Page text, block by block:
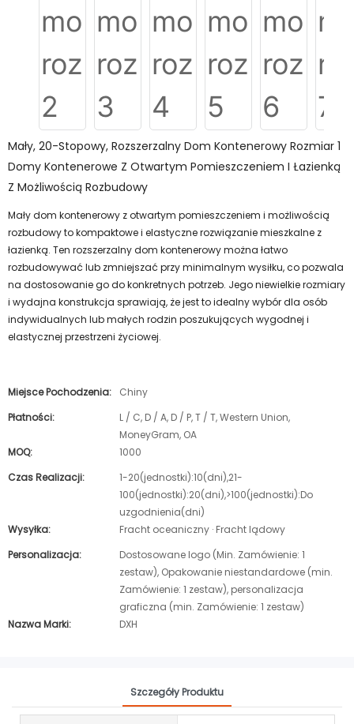
Mały, 20-Stopowy, Rozszerzalny Dom Kontenerowy Rozmiar 1
Domy Kontenerowe Z Otwartym Pomieszczeniem I Łazienką
Z Możliwością Rozbudowy
Mały dom kontenerowy z otwartym pomieszczeniem i możliwością
rozbudowy to kompaktowe i elastyczne rozwiązanie mieszkalne z
łazienką. Ten rozszerzalny dom kontenerowy można łatwo
rozbudowywać lub zmniejszać przy minimalnym wysiłku, co pozwala
na dostosowanie go do konkretnych potrzeb. Jego niewielkie rozmiary
i wydajna konstrukcja sprawiają, że jest to idealny wybór dla osób
indywidualnych lub małych rodzin poszukujących wygodnej i
elastycznej przestrzeni życiowej.
Miejsce Pochodzenia:
Chiny
Płatności:
L / C, D / A, D / P, T / T, Western Union,
MoneyGram, OA
MOQ:
1000
Czas Realizacji:
1-20(jednostki):10(dni),21-
100(jednostki):20(dni),>100(jednostki):Do
uzgodnienia(dni)
Wysyłka:
Fracht oceaniczny · Fracht lądowy
Personalizacja:
Dostosowane logo (Min. Zamówienie: 1
zestaw), Opakowanie niestandardowe (min.
Zamówienie: 1 zestaw), personalizacja
graficzna (min. Zamówienie: 1 zestaw)
Nazwa Marki:
DXH
Szczegóły Produktu